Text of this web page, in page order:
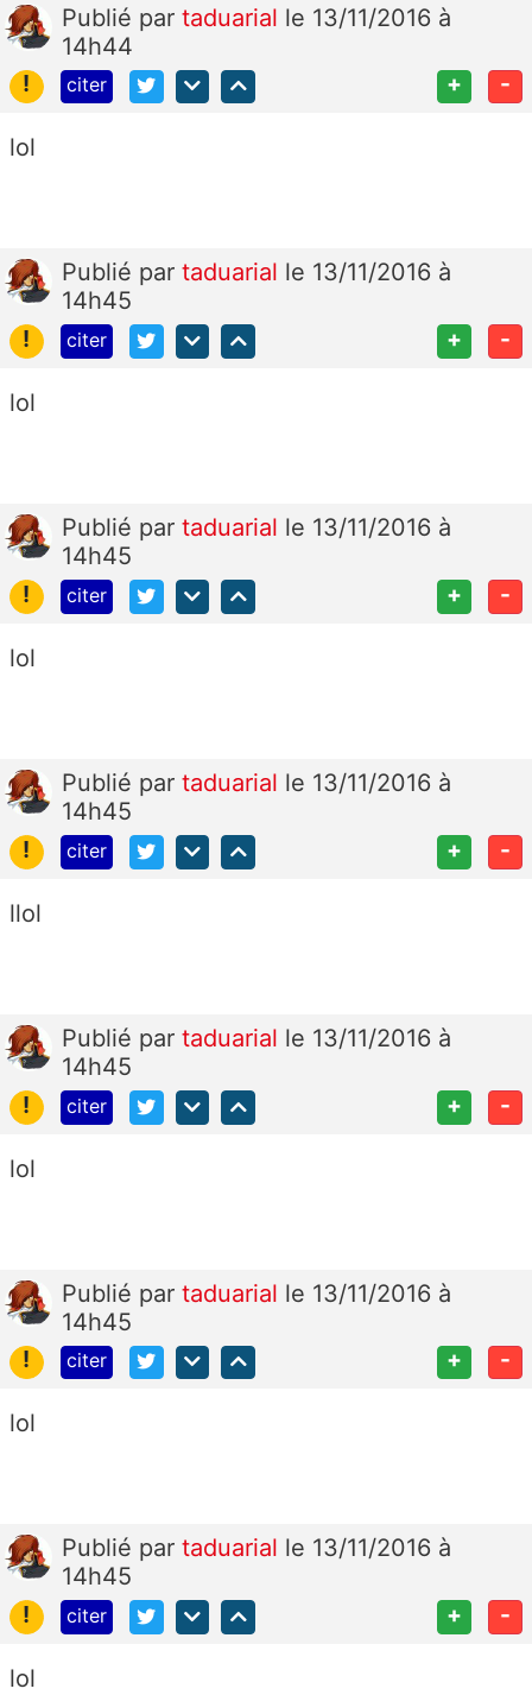
Publié par taduarial le 13/11/2016 à
14h44
!
citer + -
lol
Publié par taduarial le 13/11/2016 à
14h45
!
citer + -
lol
Publié par taduarial le 13/11/2016 à
14h45
!
citer + -
lol
Publié par taduarial le 13/11/2016 à
14h45
!
citer + -
llol
Publié par taduarial le 13/11/2016 à
14h45
!
citer + -
lol
Publié par taduarial le 13/11/2016 à
14h45
!
citer + -
lol
Publié par taduarial le 13/11/2016 à
14h45
!
citer + -
lol